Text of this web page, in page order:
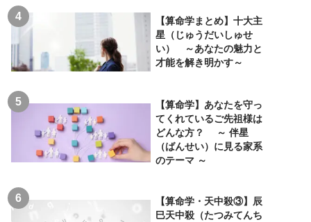
【算命学まとめ】十大主
星（じゅうだいしゅせ
い） ～あなたの魅力と
才能を解き明かす～
【算命学】あなたを守っ
てくれているご先祖様は
どんな方？ ～ 伴星
（ばんせい）に見る家系
のテーマ ～
【算命学・天中殺③】辰
巳天中殺（たつみてんち